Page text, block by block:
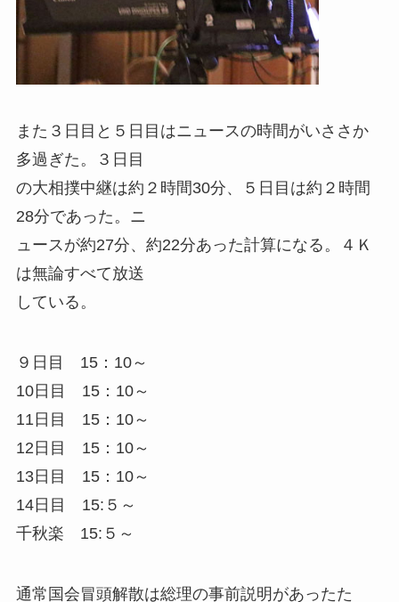
また３日目と５日目はニュースの時間がいささか
多過ぎた。３日目
の大相撲中継は約２時間30分、５日目は約２時間
28分であった。ニ
ュースが約27分、約22分あった計算になる。４Ｋ
は無論すべて放送
している。
９日目 15：10～
10日目 15：10～
11日目 15：10～
12日目 15：10～
13日目 15：10～
14日目 15:５～
千秋楽 15:５～
通常国会冒頭解散は総理の事前説明があったた